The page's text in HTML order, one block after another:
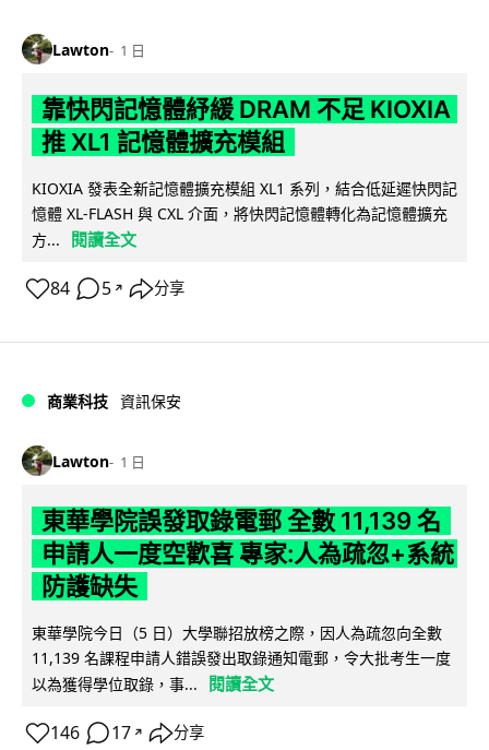
Lawton 1 日
靠快閃記憶體紓緩 DRAM 不足 KIOXIA
推 XL1 記憶體擴充模組
KIOXIA 發表全新記憶體擴充模組 XL1 系列，結合低延遲快閃記
憶體 XL-FLASH 與 CXL 介面，將快閃記憶體轉化為記憶體擴充
方...
閱讀全文
84 5 ↗ 分享
商業科技 資訊保安
Lawton 1 日
東華學院誤發取錄電郵 全數 11,139 名
申請人一度空歡喜 專家:人為疏忽+系統
防護缺失
東華學院今日（5 日）大學聯招放榜之際，因人為疏忽向全數
11,139 名課程申請人錯誤發出取錄通知電郵，令大批考生一度
以為獲得學位取錄，事...
閱讀全文
146 17 ↗ 分享